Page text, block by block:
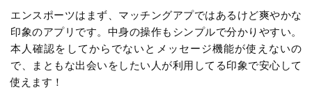
エンスポーツはまず、マッチングアプではあるけど爽やかな
印象のアプリです。中身の操作もシンプルで分かりやすい。
本人確認をしてからでないとメッセージ機能が使えないの
で、まともな出会いをしたい人が利用してる印象で安心して
使えます！